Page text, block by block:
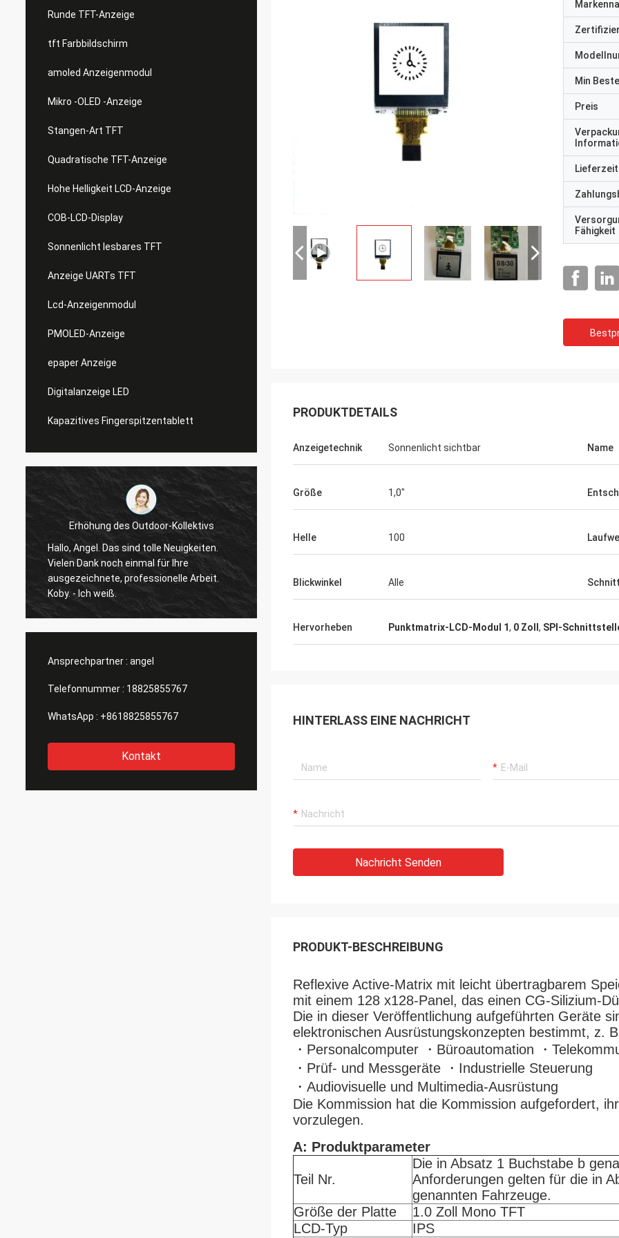
Runde TFT-Anzeige
tft Farbbildschirm
amoled Anzeigenmodul
Mikro -OLED -Anzeige
Stangen-Art TFT
Quadratische TFT-Anzeige
Hohe Helligkeit LCD-Anzeige
COB-LCD-Display
Sonnenlicht lesbares TFT
Anzeige UARTs TFT
Lcd-Anzeigenmodul
PMOLED-Anzeige
epaper Anzeige
Digitalanzeige LED
Kapazitives Fingerspitzentablett
Erhöhung des Outdoor-Kollektivs
Hallo, Angel. Das sind tolle Neuigkeiten.
Vielen Dank noch einmal für Ihre
ausgezeichnete, professionelle Arbeit.
Koby. - Ich weiß.
wir sie mit unserem Produkt.Wenn Sie
hervorragend und sieht wirklich
Ansprechpartner : angel
Telefonnummer : 18825855767
WhatsApp : +8618825855767
Kontakt
Min
Preis
Lieferzeit
Fähigkeit
PRODUKTDETAILS
Anzeigetechnik Sonnenlicht sichtbar Name
Größe 1,0"
Helle 100
Blickwinkel Alle
Hervorheben Punktmatrix-LCD-Modul 1, 0 Zoll , SPI-
HINTERLASS EINE NACHRICHT
Nachricht Senden
PRODUKT-BESCHREIBUNG
Reflexive Active-Matrix mit leicht übertragbarem
mit einem 128 x128-Panel, das einen CG-Silizium-
Die in dieser Veröffentlichung aufgeführten Geräte
elektronischen Ausrüstungskonzepten bestimmt, z.
・Personalcomputer ・Büroautomation ・
・Prüf- und Messgeräte ・Industrielle Steuerung
・Audiovisuelle und Multimedia-Ausrüstung
Die Kommission hat die Kommission aufgefordert,
vorzulegen.
A: Produktparameter
Teil Nr.
Die in Absatz 1 Buchstabe b
Anforderungen gelten für die in
genannten Fahrzeuge.
Größe der Platte
1.0 Zoll Mono TFT
LCD-Typ
IPS